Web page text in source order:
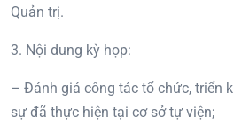
Quản trị.
3. Nội dung kỳ họp:
– Đánh giá công tác tổ chức, triển
sự đã thực hiện tại cơ sở tự viện;